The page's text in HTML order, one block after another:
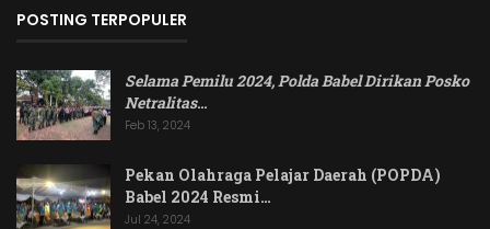
POSTING TERPOPULER
Selama Pemilu 2024, Polda Babel Dirikan Posko
Netralitas…
Feb 13, 2024
Pekan Olahraga Pelajar Daerah (POPDA)
Babel 2024 Resmi…
Jul 24, 2024